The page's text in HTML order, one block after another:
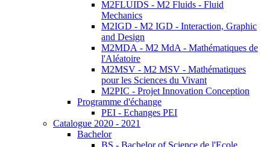
M2FLUIDS - M2 Fluids - Fluid
Mechanics
M2IGD - M2 IGD - Interaction, Graphic
and Design
M2MDA - M2 MdA - Mathématiques de
l'Aléatoire
M2MSV - M2 MSV - Mathématiques
pour les Sciences du Vivant
M2PIC - Projet Innovation Conception
Programme d'échange
PEI - Echanges PEI
Catalogue 2020 - 2021
Bachelor
BS - Bachelor of Science de l'Ecole